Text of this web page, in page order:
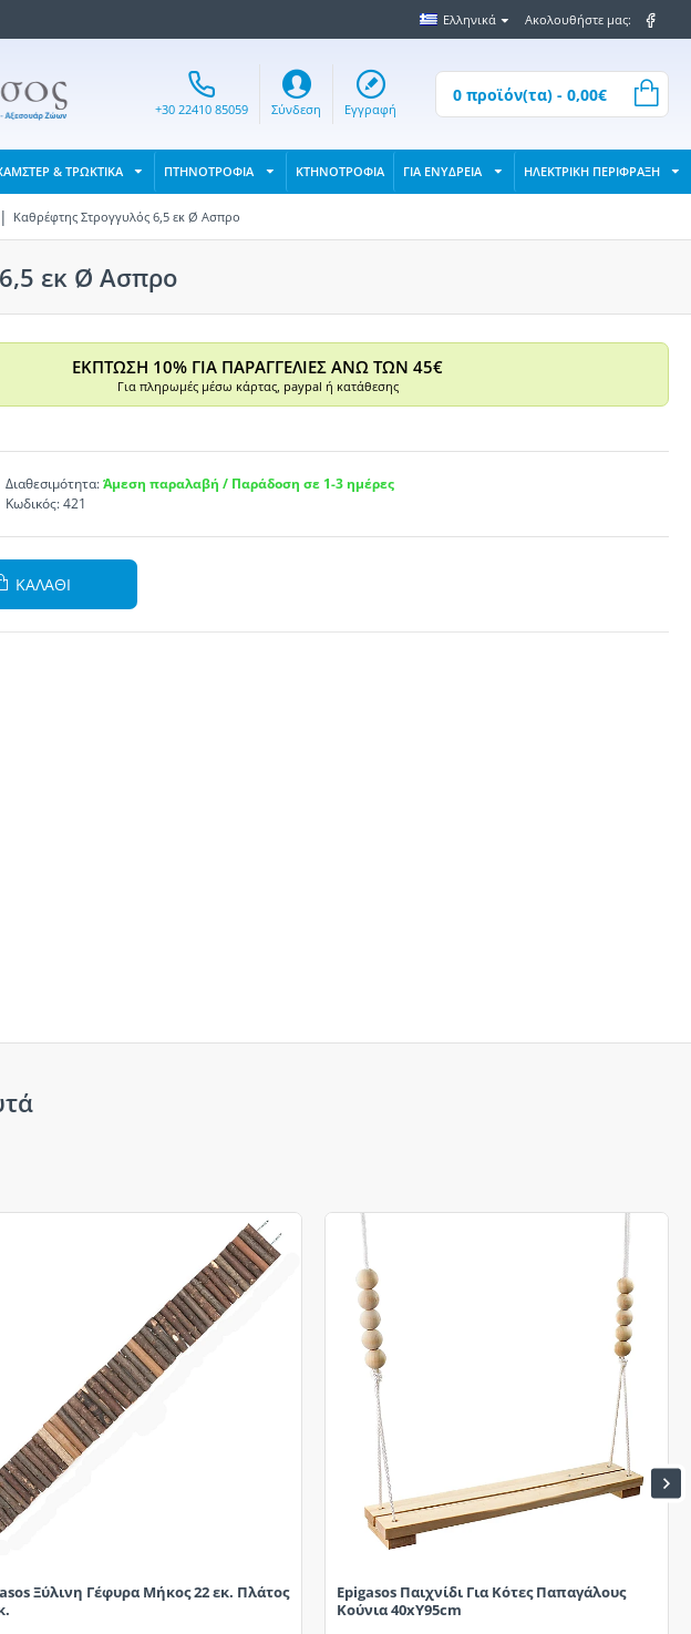
Ελληνικά Ακολουθήστε μας:
+30 22410 85059 Σύνδεση Εγγραφή
0 προϊόν(τα) - 0,00€
& ΤΡΩΚΤΙΚΑ ΠΤΗΝΟΤΡΟΦΙΑ ΚΤΗΝΟΤΡΟΦΙΑ ΓΙΑ ΕΝΥΔΡΕΙΑ ΗΛΕΚΤΡΙΚΗ ΠΕΡΙΦΡΑΞΗ
Καθρέφτης Στρογγυλός 6,5 εκ Ø Ασπρο
εκ Ø Ασπρο
ΕΚΠΤΩΣΗ 10% ΓΙΑ ΠΑΡΑΓΓΕΛΙΕΣ ΑΝΩ ΤΩΝ 45€
Για πληρωμές μέσω κάρτας, paypal ή κατάθεσης
Διαθεσιμότητα: Άμεση παραλαβή / Παράδοση σε 1-3 ημέρες
Κωδικός: 421
ΚΑΛΆΘΙ
Ξύλινη Γέφυρα Μήκος 22 εκ. Πλάτος
Epigasos Παιχνίδι Για Κότες Παπαγάλους
Κούνια 40xΥ95cm